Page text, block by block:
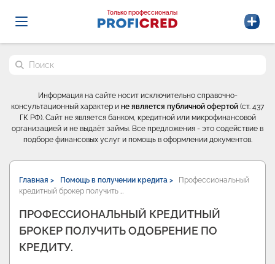
Probrokery - Только профессионалы
Только профессионалы
Поиск по сайту
Информация на сайте носит исключительно справочно-
консультационный характер и не является публичной офертой (ст. 437
ГК РФ). Сайт не является банком, кредитной или микрофинансовой
организацией и не выдаёт займы. Все предложения - это содействие в
подборе финансовых услуг и помощь в оформлении документов.
Главная > Помощь в получении кредита >
Профессиональный
кредитный брокер получить …
ПРОФЕССИОНАЛЬНЫЙ КРЕДИТНЫЙ
БРОКЕР ПОЛУЧИТЬ ОДОБРЕНИЕ ПО
КРЕДИТУ.